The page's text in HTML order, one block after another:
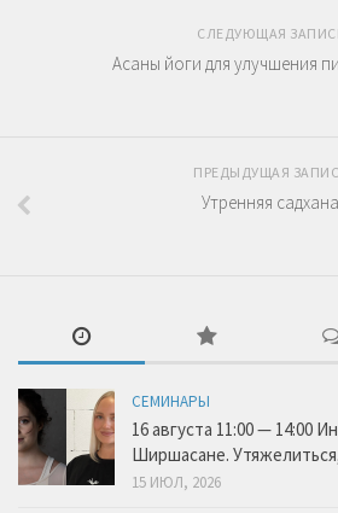
СЛЕДУЮЩАЯ
Асаны йоги для улучшения
ПРЕДЫДУЩАЯ
Утренняя садхана
СЕМИНАРЫ
16 августа 11:00 — 14:00
Ширшасане.
15 ИЮЛ, 2026